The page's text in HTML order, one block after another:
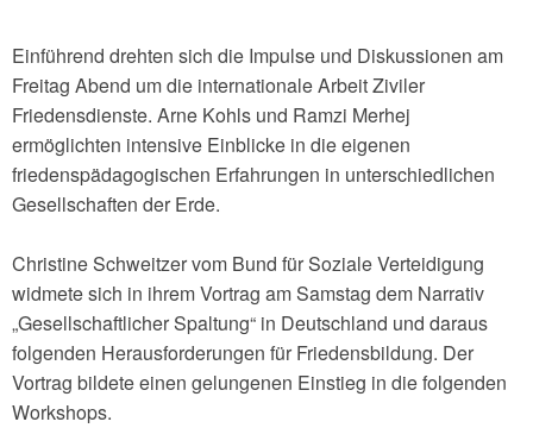
Einführend drehten sich die Impulse und Diskussionen am
Freitag Abend um die internationale Arbeit Ziviler
Friedensdienste. Arne Kohls und Ramzi Merhej
ermöglichten intensive Einblicke in die eigenen
friedenspädagogischen Erfahrungen in unterschiedlichen
Gesellschaften der Erde.
Christine Schweitzer vom Bund für Soziale Verteidigung
widmete sich in ihrem Vortrag am Samstag dem Narrativ
„Gesellschaftlicher Spaltung“ in Deutschland und daraus
folgenden Herausforderungen für Friedensbildung. Der
Vortrag bildete einen gelungenen Einstieg in die folgenden
Workshops.